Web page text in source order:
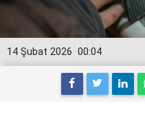
00:04
14 Şubat 2026